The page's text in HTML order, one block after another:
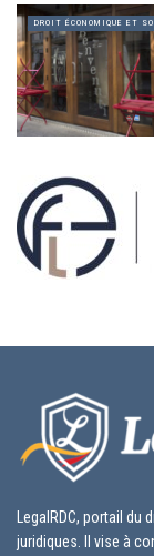
DROIT ÉCONOMIQUE ET
LegalRDC, portail
juridiques. Il vise à